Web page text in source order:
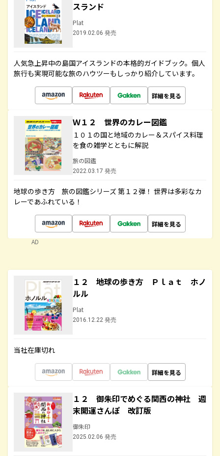
スランド
Plat
2019.02.06 発売
人気急上昇中の島国アイスランドの本格的ガイドブック。個人
旅行も実現可能な旅のハウツーもしっかり紹介しています。
詳細を見る
Ｗ１２ 世界のカレー図鑑
１０１の国と地域のカレー＆スパイス料理
を食の雑学とともに解説
旅の図鑑
2022.03.17 発売
地球の歩き方 旅の図鑑シリーズ 第１２弾！ 世界は多彩なカ
レーであふれている！
詳細を見る
AD
１２ 地球の歩き方 Ｐｌａｔ ホノ
ルル
Plat
2016.12.22 発売
当社在庫切れ
詳細を見る
１２ 御朱印でめぐる関西の神社 週
末開運さんぽ 改訂版
御朱印
2025.02.06 発売